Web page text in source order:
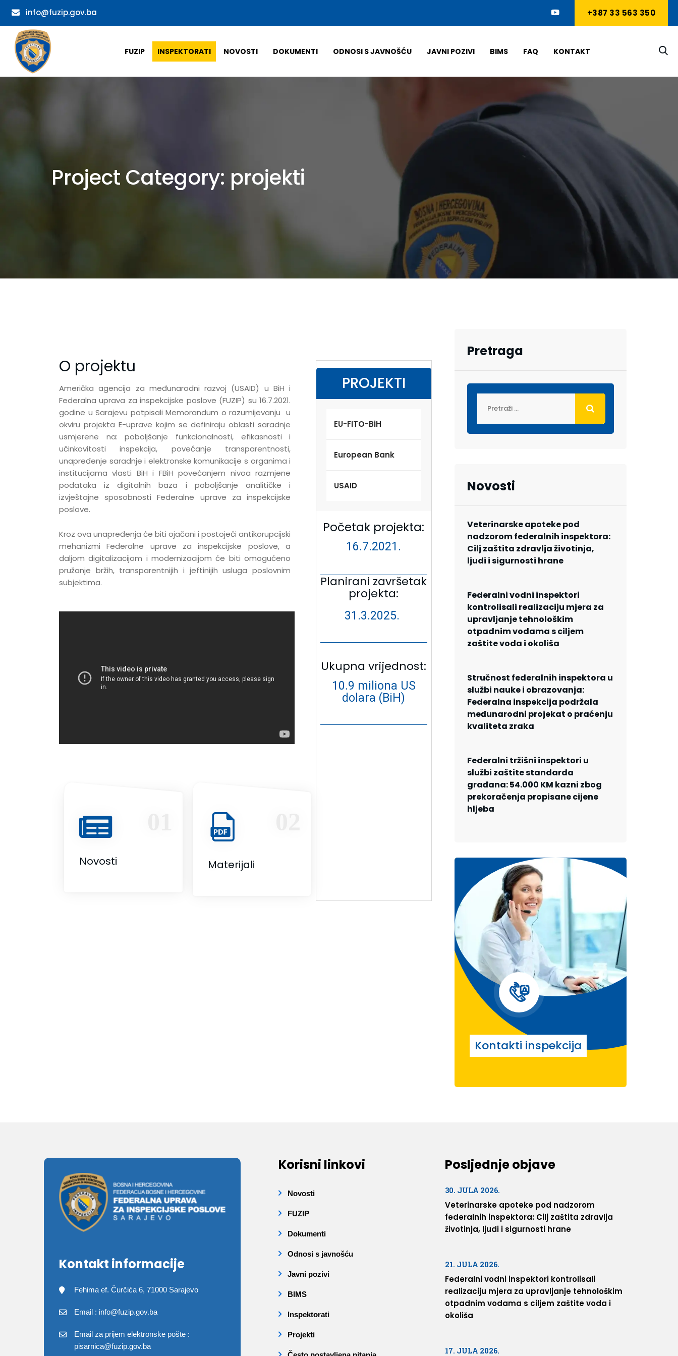
info@fuzip.gov.ba +387 33 563 350
FUZIP INSPEKTORATI NOVOSTI DOKUMENTI ODNOSI S JAVNOŠĆU JAVNI POZIVI BIMS FAQ KONTAKT
Project Category: projekti
O projektu
Američka agencija za međunarodni razvoj (USAID) u BiH i
Federalna uprava za inspekcijske poslove (FUZIP) su 16.7.2021.
godine u Sarajevu potpisali Memorandum o razumijevanju u
okviru projekta E-uprave kojim se definiraju oblasti saradnje
usmjerene na: poboljšanje funkcionalnosti, efikasnosti i
učinkovitosti inspekcija, povećanje transparentnosti,
unapređenje saradnje i elektronske komunikacije s organima i
institucijama vlasti BiH i FBiH povećanjem nivoa razmjene
podataka iz digitalnih baza i poboljšanje analitičke i
izvještajne sposobnosti Federalne uprave za inspekcijske
poslove.
Kroz ova unapređenja će biti ojačani i postojeći antikorupcijski
mehanizmi Federalne uprave za inspekcijske poslove, a
daljom digitalizacijom i modernizacijom će biti omogućeno
pružanje bržih, transparentnijih i jeftinijih usluga poslovnim
subjektima.
Novosti Materijali
PROJEKTI
EU-FITO-BiH
European Bank
USAID
Početak projekta:
16.7.2021.
Planirani završetak
projekta:
31.3.2025.
Ukupna vrijednost:
10.9 miliona US
dolara (BiH)
Pretraga
Novosti
Veterinarske apoteke pod
nadzorom federalnih inspektora:
Cilj zaštita zdravlja životinja,
ljudi i sigurnosti hrane
Federalni vodni inspektori
kontrolisali realizaciju mjera za
upravljanje tehnološkim
otpadnim vodama s ciljem
zaštite voda i okoliša
Stručnost federalnih inspektora u
službi nauke i obrazovanja:
Federalna inspekcija podržala
međunarodni projekat o praćenju
kvaliteta zraka
Federalni tržišni inspektori u
službi zaštite standarda
građana: 54.000 KM kazni zbog
prekoračenja propisane cijene
hljeba
Kontakti inspekcija
Kontakt informacije
Fehima ef. Čurčića 6, 71000 Sarajevo
Email : info@fuzip.gov.ba
Email za prijem elektronske pošte :
pisarnica@fuzip.gov.ba
Korisni linkovi
Novosti
FUZIP
Dokumenti
Odnosi s javnošću
Javni pozivi
BIMS
Inspektorati
Projekti
Posljednje objave
30. JULA 2026.
Veterinarske apoteke pod nadzorom
federalnih inspektora: Cilj zaštita zdravlja
životinja, ljudi i sigurnosti hrane
21. JULA 2026.
Federalni vodni inspektori kontrolisali
realizaciju mjera za upravljanje tehnološkim
otpadnim vodama s ciljem zaštite voda i
okoliša
17. JULA 2026.